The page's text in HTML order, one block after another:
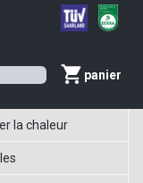
panier
la chaleur